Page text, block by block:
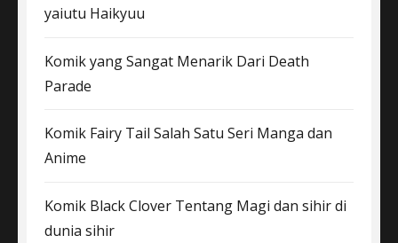
yaiutu Haikyuu
Komik yang Sangat Menarik Dari Death
Parade
Komik Fairy Tail Salah Satu Seri Manga dan
Anime
Komik Black Clover Tentang Magi dan sihir di
dunia sihir